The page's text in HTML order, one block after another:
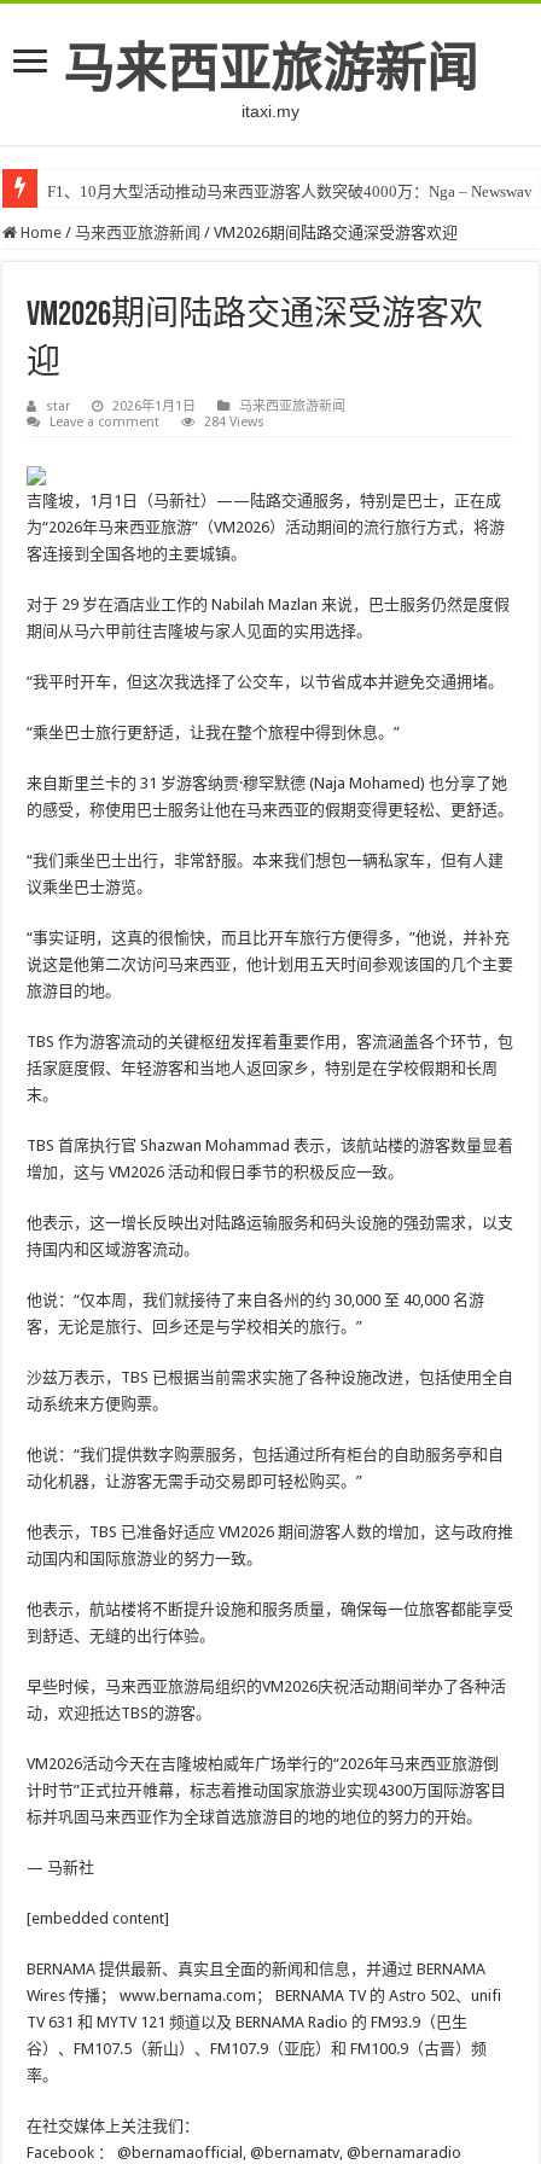
马来西亚旅游新闻
itaxi.my
F1、10月大型活动推动马来西亚游客人数突破4000万：Nga – Newswav
Home / 马来西亚旅游新闻 / VM2026期间陆路交通深受游客欢迎
VM2026期间陆路交通深受游客欢
迎
star 2026年1月1日
马来西亚旅游新闻
Leave a comment
284 Views
吉隆坡，1月1日（马新社）——陆路交通服务，特别是巴士，正在成
为“2026年马来西亚旅游”（VM2026）活动期间的流行旅行方式，将游
客连接到全国各地的主要城镇。
对于 29 岁在酒店业工作的 Nabilah Mazlan 来说，巴士服务仍然是度假
期间从马六甲前往吉隆坡与家人见面的实用选择。
“我平时开车，但这次我选择了公交车，以节省成本并避免交通拥堵。
“乘坐巴士旅行更舒适，让我在整个旅程中得到休息。”
来自斯里兰卡的 31 岁游客纳贾·穆罕默德 (Naja Mohamed) 也分享了她
的感受，称使用巴士服务让他在马来西亚的假期变得更轻松、更舒适。
“我们乘坐巴士出行，​​非常舒服。本来我们想包一辆私家车，但有人建
议乘坐巴士游览。
“事实证明，这真的很愉快，而且比开车旅行方便得多，”他说，并补充
说这是他第二次访问马来西亚，他计划用五天时间参观该国的几个主要
旅游目的地。
TBS 作为游客流动的关键枢纽发挥着重要作用，客流涵盖各个环节，包
括家庭度假、年轻游客和当地人返回家乡，特别是在学校假期和长周
末。
TBS 首席执行官 Shazwan Mohammad 表示，该航站楼的游客数量显着
增加，这与 VM2026 活动和假日季节的积极反应一致。
他表示，这一增长反映出对陆路运输服务和码头设施的强劲需求，以支
持国内和区域游客流动。
他说：“仅本周，我们就接待了来自各州的约 30,000 至 40,000 名游
客，无论是旅行、回乡还是与学校相关的旅行。”
沙兹万表示，TBS 已根据当前需求实施了各种设施改进，包括使用全自
动系统来方便购票。
他说：“我们提供数字购票服务，包括通过所有柜台的自助服务亭和自
动化机器，让游客无需手动交易即可轻松购买。”
他表示，TBS 已准备好适应 VM2026 期间游客人数的增加，这与政府推
动国内和国际旅游业的努力一致。
他表示，航站楼将不断提升设施和服务质量，确保每一位旅客都能享受
到舒适、无缝的出行体验。
早些时候，马来西亚旅游局组织的VM2026庆祝活动期间举办了各种活
动，欢迎抵达TBS的游客。
VM2026活动今天在吉隆坡柏威年广场举行的“2026年马来西亚旅游倒
计时节”正式拉开帷幕，标志着推动国家旅游业实现4300万国际游客目
标并巩固马来西亚作为全球首选旅游目的地的地位的努力的开始。
— 马新社
[embedded content]
BERNAMA 提供最新、真实且全面的新闻和信息，并通过 BERNAMA
Wires 传播； www.bernama.com； BERNAMA TV 的 Astro 502、unifi
TV 631 和 MYTV 121 频道以及 BERNAMA Radio 的 FM93.9（巴生
谷）、FM107.5（新山）、FM107.9（亚庇）和 FM100.9（古晋）频
率。
在社交媒体上关注我们：
Facebook ：@bernamaofficial ,@bernamatv,@bernamaradio